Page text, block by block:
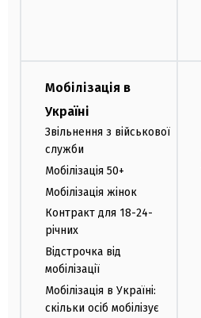
Мобілізація в
Україні
Звільнення з військової
служби
Мобілізація 50+
Мобілізація жінок
Контракт для 18-24-
річних
Відстрочка від
мобілізації
Мобілізація в Україні:
скільки осіб мобілізує